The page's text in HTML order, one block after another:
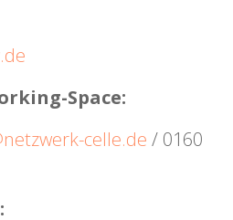
Space:
celle.de / 0160